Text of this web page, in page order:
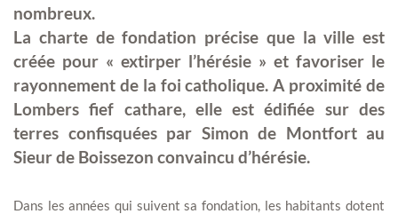
nombreux.
La charte de fondation précise que la ville est
créée pour « extirper l’hérésie » et favoriser le
rayonnement de la foi catholique. A proximité de
Lombers fief cathare, elle est édifiée sur des
terres confisquées par Simon de Montfort au
Sieur de Boissezon convaincu d’hérésie.
Dans les années qui suivent sa fondation, les habitants dotent